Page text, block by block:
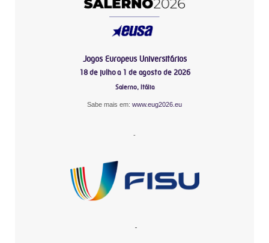
Jogos Europeus Universitários
18 de julho a 1 de agosto de 2026
Salerno, Itália
Sabe mais em: www.eug2026.eu
-
-